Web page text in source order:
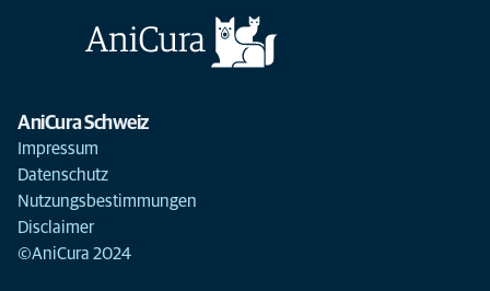
AniCura Schweiz
Impressum
Datenschutz
Nutzungsbestimmungen
Disclaimer
©AniCura 2024